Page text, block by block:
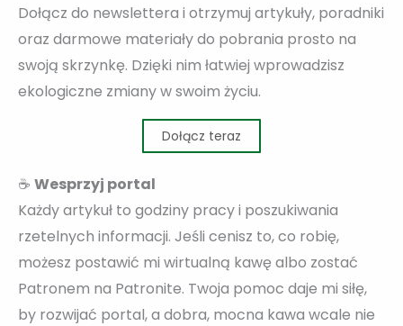
Dołącz do newslettera i otrzymuj artykuły, poradniki
oraz darmowe materiały do pobrania prosto na
swoją skrzynkę. Dzięki nim łatwiej wprowadzisz
ekologiczne zmiany w swoim życiu.
Dołącz teraz
☕ Wesprzyj portal
Każdy artykuł to godziny pracy i poszukiwania
rzetelnych informacji. Jeśli cenisz to, co robię,
możesz postawić mi wirtualną kawę albo zostać
Patronem na Patronite. Twoja pomoc daje mi siłę,
by rozwijać portal, a dobra, mocna kawa wcale nie